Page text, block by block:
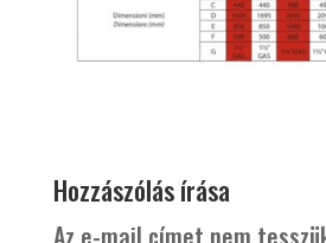
Hozzászólás írása
Az e-mail címet nem